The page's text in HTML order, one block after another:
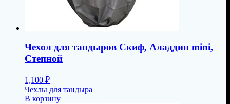
Чехол для тандыров Скиф, Аладдин mini,
Степной
1,100 ₽
Чехлы для тандыра
В корзину